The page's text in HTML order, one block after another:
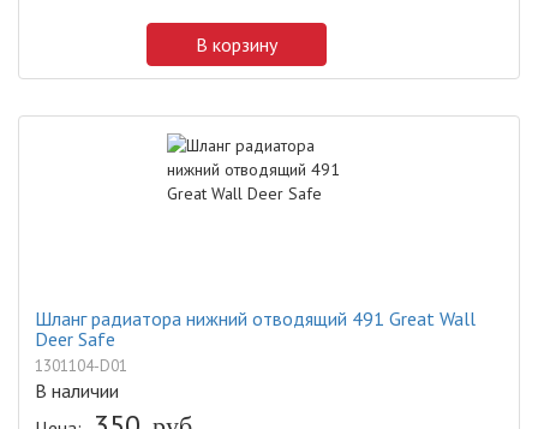
В корзину
Шланг радиатора нижний отводящий 491 Great Wall
Deer Safe
1301104-D01
В наличии